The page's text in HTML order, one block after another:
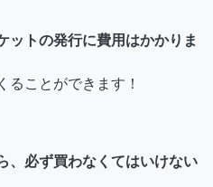
ットの発行に費用はかかりま
ることができます！
、必ず買わなくてはいけない